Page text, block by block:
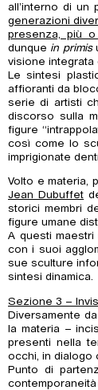
all’interno di
generazioni
presenza, più o
dunque in primis
visione integrata
Le sintesi
affioranti da
serie di artisti
discorso sulla
figure
così come lo
imprigionate
Volto e materia,
Jean Dubuffet
storici membri
figure umane
A questi
con i suoi
sue sculture
sintesi dinamica.
Sezione 3 –
Diversamente
la materia –
presenti nella
occhi, in dialogo
Punto di